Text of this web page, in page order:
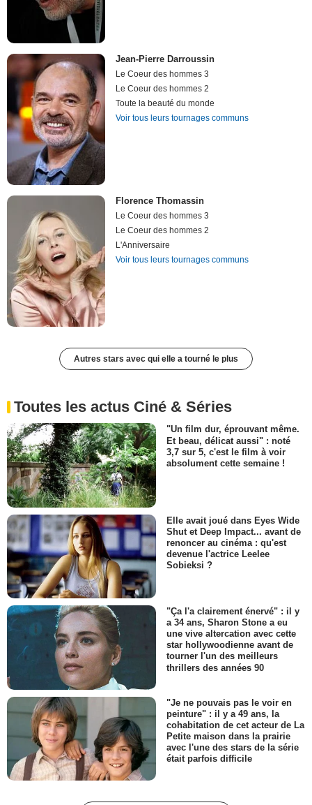
Jean-Pierre Darroussin
Le Coeur des hommes 3
Le Coeur des hommes 2
Toute la beauté du monde
Voir tous leurs tournages communs
Florence Thomassin
Le Coeur des hommes 3
Le Coeur des hommes 2
L'Anniversaire
Voir tous leurs tournages communs
Autres stars avec qui elle a tourné le plus
Toutes les actus Ciné & Séries
"Un film dur, éprouvant même.
Et beau, délicat aussi" : noté
3,7 sur 5, c'est le film à voir
absolument cette semaine !
Elle avait joué dans Eyes Wide
Shut et Deep Impact... avant de
renoncer au cinéma : qu'est
devenue l'actrice Leelee
Sobieksi ?
"Ça l'a clairement énervé" : il y
a 34 ans, Sharon Stone a eu
une vive altercation avec cette
star hollywoodienne avant de
tourner l'un des meilleurs
thrillers des années 90
"Je ne pouvais pas le voir en
peinture" : il y a 49 ans, la
cohabitation de cet acteur de La
Petite maison dans la prairie
avec l'une des stars de la série
était parfois difficile